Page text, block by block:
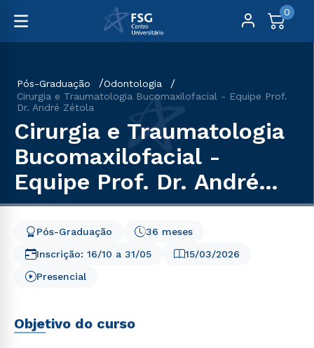
0
Pós-Graduação
Odontologia
Cirurgia e Traumatologia Bucomaxilofacial - Equipe Prof.
Dr. André Zétola
Cirurgia e Traumatologia
Bucomaxilofacial -
Equipe Prof. Dr. André
Zétola
15/03/2026
36 meses
Pós-Graduação
Presencial
Inscrição: 16/10 a 31/05
Objetivo do curso